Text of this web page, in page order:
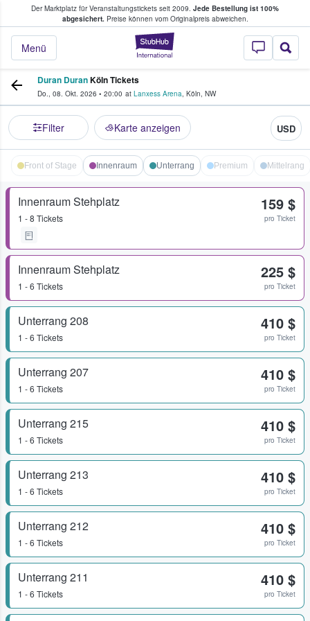
Der Marktplatz für Veranstaltungstickets seit 2009. Jede Bestellung ist 100%
abgesichert.Preise können vom Originalpreis abweichen.
StubHub - Wo
Menü
Tickets kaufen & verkaufen
Duran DuranKöln Tickets
Do., 08. Okt. 2026 • 20:00 at Lanxess Arena, Köln, NW
Filter Karte anzeigen USD
Front of Stage Innenraum Unterrang Premium Mittelrang
Innenraum Stehplatz
1 - 8 Tickets
159 $
pro Ticket
Innenraum Stehplatz
1 - 6 Tickets
225 $
pro Ticket
Unterrang 208
1 - 6 Tickets
410 $
pro Ticket
Unterrang 207
1 - 6 Tickets
410 $
pro Ticket
Unterrang 215
1 - 6 Tickets
410 $
pro Ticket
Unterrang 213
1 - 6 Tickets
410 $
pro Ticket
Unterrang 212
1 - 6 Tickets
410 $
pro Ticket
Unterrang 211
1 - 6 Tickets
410 $
pro Ticket